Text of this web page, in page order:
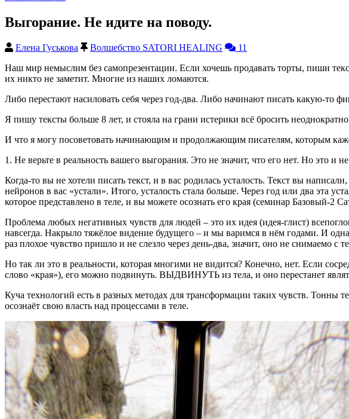
Выгорание. Не идите на поводу.
Елена Гуськова Волшебство SATORI HEALING
11
Наш мир немыслим без самопрезентации. Если хочешь продавать торты, пиши
их никто не заметит. Многие из наших ломаются.
Либо перестают насиловать себя через год-два. Либо начинают писать какую-то
Я пишу тексты больше 8 лет, и стояла на грани истерики всё бросить
И что я могу посоветовать начинающим и продолжающим писателям, которым
1. Не верьте в реальность вашего выгорания. Это не значит, что его нет. Но это и
Когда-то вы не хотели писать текст, и в вас родилась усталость. Текст вы
нейронов в вас «устали». Итого, усталость стала больше. Через год или два эта
которое представлено в теле, и вы можете осознать его края (семинар Базовый-2
Проблема любых негативных чувств для людей – это их идея (идея-глист)
навсегда. Накрыло тяжёлое видение будущего – и мы варимся в нём годами. И
раз плохое чувство пришло и не слезло через день-два, значит, оно не снимаемо с
Но так ли это в реальности, которая многими не видится? Конечно, нет. Если
слово «края»), его можно подвинуть. ВЫДВИНУТЬ из тела, и оно перестанет
Куча технологий есть в разных методах для трансформации таких чувств.
осознаёт свою власть над процессами в теле.